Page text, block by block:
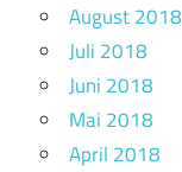
August 2018
Juli 2018
Juni 2018
Mai 2018
April 2018